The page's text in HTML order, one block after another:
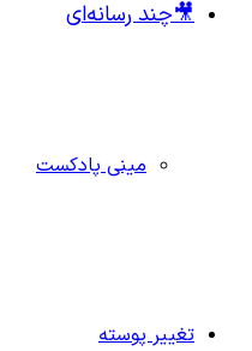
🎥چند رسانه‌ای
مینی پادکست
تغییر پوسته